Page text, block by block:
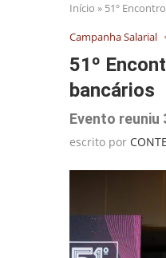
Início » 51º
Campanha Salarial
51º
bancários
Evento reuniu
escrito por